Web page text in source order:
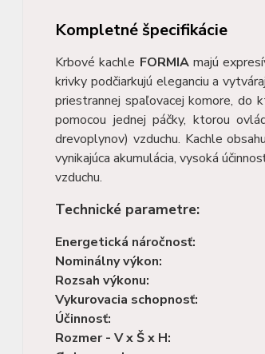
Kompletné špecifikácie
Krbové kachle FORMIAmajú
krivky podčiarkujú eleganciu a
priestrannej spaľovacej komore, do
pomocou jednej páčky, ktorou
drevoplynov) vzduchu. Kachle
vynikajúca akumulácia, vysoká
vzduchu.
Technické parametre:
Energetická náročnosť:
Nominálny výkon:
Rozsah výkonu:
Vykurovacia schopnosť:
Účinnosť:
Rozmer - V x Š x H: